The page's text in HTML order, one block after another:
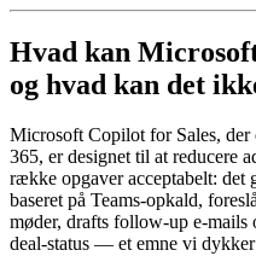
Hvad kan
og hvad kan det
Microsoft Copilot for Sales,
365, er designet til at reducere
række opgaver acceptabelt: det
baseret på Teams-opkald,
møder, drafts follow-up e-
deal-status — et emne vi